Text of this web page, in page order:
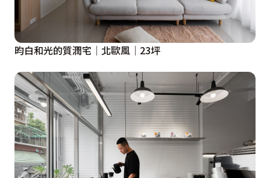
昀白和光的質潤宅│北歐風│23坪